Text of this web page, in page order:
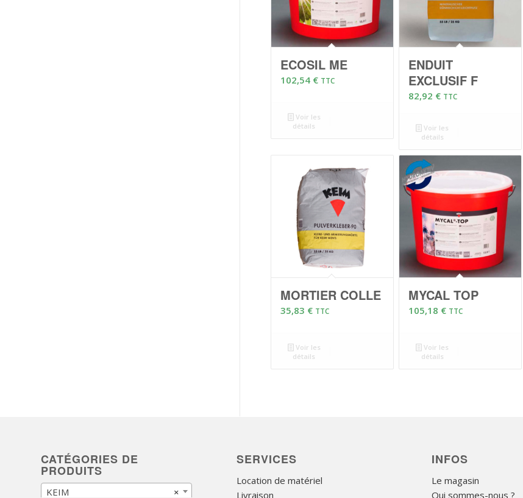
ECOSIL ME
102,54 € TTC
Voir les
détails
ENDUIT
EXCLUSIF F
82,92 € TTC
Voir les
détails
MORTIER COLLE
35,83 € TTC
Voir les
détails
MYCAL TOP
105,18 € TTC
Voir les
détails
CATÉGORIES DE
PRODUITS
×
KEIM
SERVICES
Location de matériel
Livraison
INFOS
Le magasin
Qui sommes-nous ?